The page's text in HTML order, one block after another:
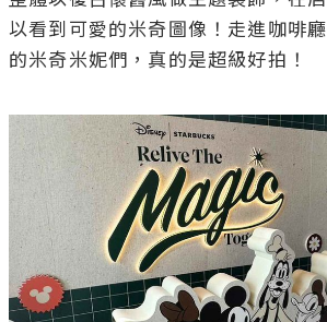
以看到可愛的米奇圖像！走進咖啡
的米奇米妮們，真的是超級好拍！